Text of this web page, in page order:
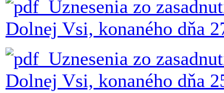
Uznesenia zo
Dolnej Vsi, konaného dňa
Uznesenia zo
Dolnej Vsi, konaného dňa